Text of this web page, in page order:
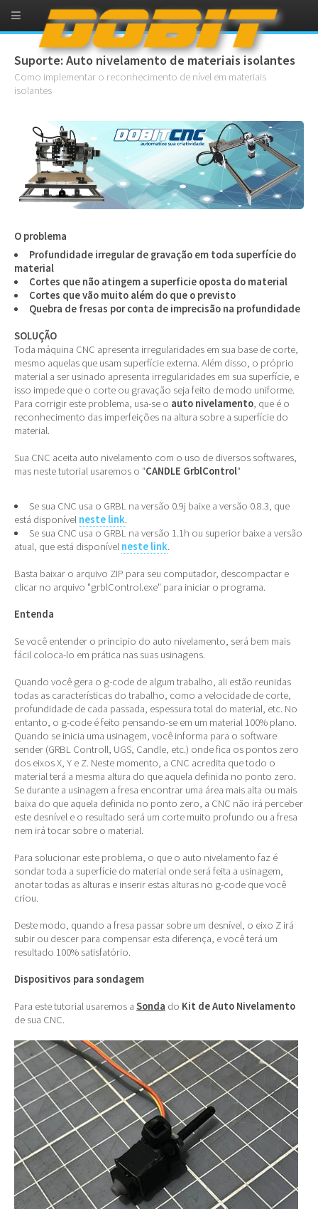
Suporte: Auto nivelamento de materiais isolantes
Como implementar o reconhecimento de nível em materiais
isolantes
O problema
Profundidade irregular de gravação em toda superfície do
material
Cortes que não atingem a superficie oposta do material
Cortes que vão muito além do que o previsto
Quebra de fresas por conta de imprecisão na profundidade
SOLUÇÃO
Toda máquina CNC apresenta irregularidades em sua base de corte,
mesmo aquelas que usam superfície externa. Além disso, o próprio
material a ser usinado apresenta irregularidades em sua superfície, e
isso impede que o corte ou gravação seja feito de modo uniforme.
Para corrigir este problema, usa-se o auto nivelamento, que é o
reconhecimento das imperfeições na altura sobre a superfície do
material.
Sua CNC aceita auto nivelamento com o uso de diversos softwares,
mas neste tutorial usaremos o "CANDLE GrblControl"
Se sua CNC usa o GRBL na versão 0.9j baixe a versão 0.8.3, que
está disponível neste link.
Se sua CNC usa o GRBL na versão 1.1h ou superior baixe a versão
atual, que está disponível neste link.
Basta baixar o arquivo ZIP para seu computador, descompactar e
clicar no arquivo "grblControl.exe" para iniciar o programa.
Entenda
Se você entender o principio do auto nivelamento, será bem mais
fácil coloca-lo em prática nas suas usinagens.
Quando você gera o g-code de algum trabalho, ali estão reunidas
todas as características do trabalho, como a velocidade de corte,
profundidade de cada passada, espessura total do material, etc. No
entanto, o g-code é feito pensando-se em um material 100% plano.
Quando se inicia uma usinagem, você informa para o software
sender (GRBL Controll, UGS, Candle, etc.) onde fica os pontos zero
dos eixos X, Y e Z. Neste momento, a CNC acredita que todo o
material terá a mesma altura do que aquela definida no ponto zero.
Se durante a usinagem a fresa encontrar uma área mais alta ou mais
baixa do que aquela definida no ponto zero, a CNC não irá perceber
este desnível e o resultado será um corte muito profundo ou a fresa
nem irá tocar sobre o material.
Para solucionar este problema, o que o auto nivelamento faz é
sondar toda a superfície do material onde será feita a usinagem,
anotar todas as alturas e inserir estas alturas no g-code que você
criou.
Deste modo, quando a fresa passar sobre um desnível, o eixo Z irá
subir ou descer para compensar esta diferença, e você terá um
resultado 100% satisfatório.
Dispositivos para sondagem
Para este tutorial usaremos a Sonda do Kit de Auto Nivelamento
de sua CNC.